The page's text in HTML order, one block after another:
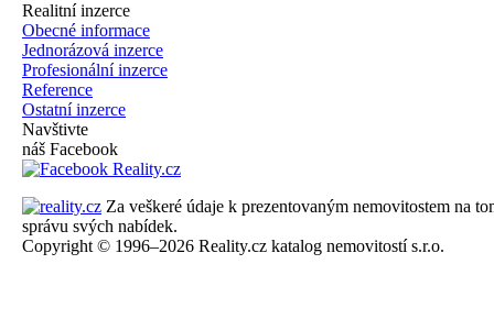
Realitní inzerce
Obecné informace
Jednorázová inzerce
Profesionální inzerce
Reference
Ostatní inzerce
Navštivte
náš Facebook
Za veškeré údaje k prezentovaným nemovitostem na
správu svých nabídek.
Copyright © 1996–2026 Reality.cz katalog nemovitostí s.r.o.